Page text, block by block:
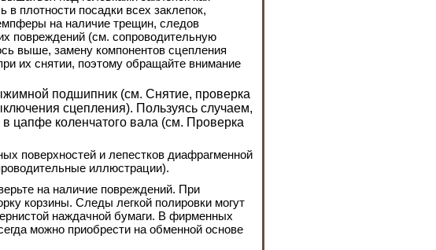
плотности посадки всех заклепок,
на наличие трещин, следов
повреждений (см. сопроводительную
выше, замену компонентов сцепления
их снятии, поэтому обращайте внимание
подшипник (см. Снятие, проверка
сцепления). Пользуясь случаем,
цапфе коленчатого вала (см. Проверка
поверхностей и лепестков диафрагменной
иллюстрации).
на наличие повреждений. При
корзины. Следы легкой полировки могут
наждачной бумаги. В фирменных
можно приобрести на обменной основе